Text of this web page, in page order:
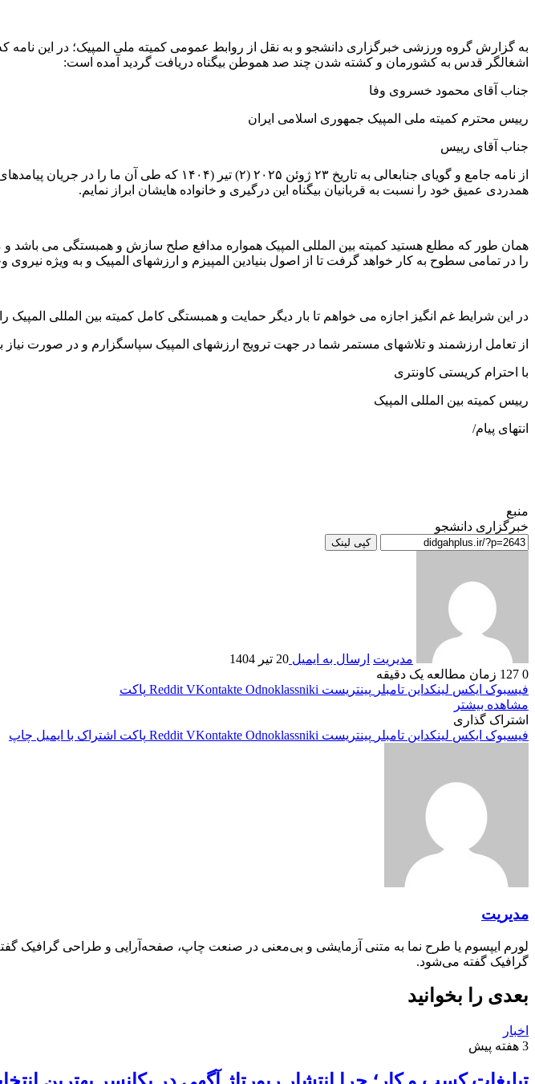
به گزارش گروه ورزشی خبرگزاری دانشجو و به نقل از روابط عمومی کمیته ملی المپیک؛ در این
اشغالگر قدس به کشورمان و کشته شدن چند صد هموطن بیگناه دریافت گردید آمده است:
جناب آقای محمود خسروی وفا
رییس محترم کمیته ملی المپیک جمهوری اسلامی ایران
جناب آقای رییس
از نامه جامع و گویای جنابعالی به تاریخ ۲۳ ژوئن
همدردی عمیق خود را نسبت به قربانیان بیگناه این درگیری و خانواده هایشان ابراز نمایم.
همان طور که مطلع هستید کمیته بین المللی المپیک همواره مدافع صلح سازش و همبستگی می باشد و
را در تمامی سطوح به کار خواهد گرفت تا از اصول بنیادین المپیزم و ارزشهای المپیک و به ویژه
در این شرایط غم انگیز اجازه می خواهم تا بار دیگر حمایت و همبستگی کامل کمیته بین المللی المپیک را
از تعامل ارزشمند و تلاشهای مستمر شما در جهت ترویج ارزشهای المپیک سپاسگزارم و در صورت
با احترام کریستی کاونتری
رییس کمیته بین المللی المپیک
انتهای پیام/
منبع
خبرگزاری دانشجو
کپی لینک
مدیریت ارسال به ایمیل 20 تیر 1404
0
زمان مطالعه یک دقیقه
فیسبوک ایکس لینکداین تامبلر پینتریست Reddit VKontakte Odnoklassniki
پاکت
مشاهده بیشتر
اشتراک گذاری
فیسبوک ایکس لینکداین تامبلر پینتریست Reddit VKontakte Odnoklassniki پاکت اشتراک با ایمیل چاپ
مدیریت
لورم ایپسوم یا طرح‌ نما به متنی آزمایشی و بی‌معنی در صنعت چاپ، صفحه‌آرایی و طراحی گرافیک
گرافیک گفته می‌شود.
بعدی را بخوانید
اخبار
3 هفته پیش